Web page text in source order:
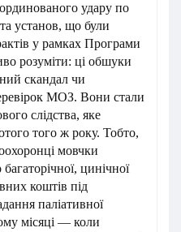
удару по
установ, що були
у рамках Програми
розуміти: ці обшуки
скандал чи
МОЗ. Вони стали
слідства, яке
того ж року. Тобто,
мовчки
цинічної
коштів під
паліативної
місяці — коли